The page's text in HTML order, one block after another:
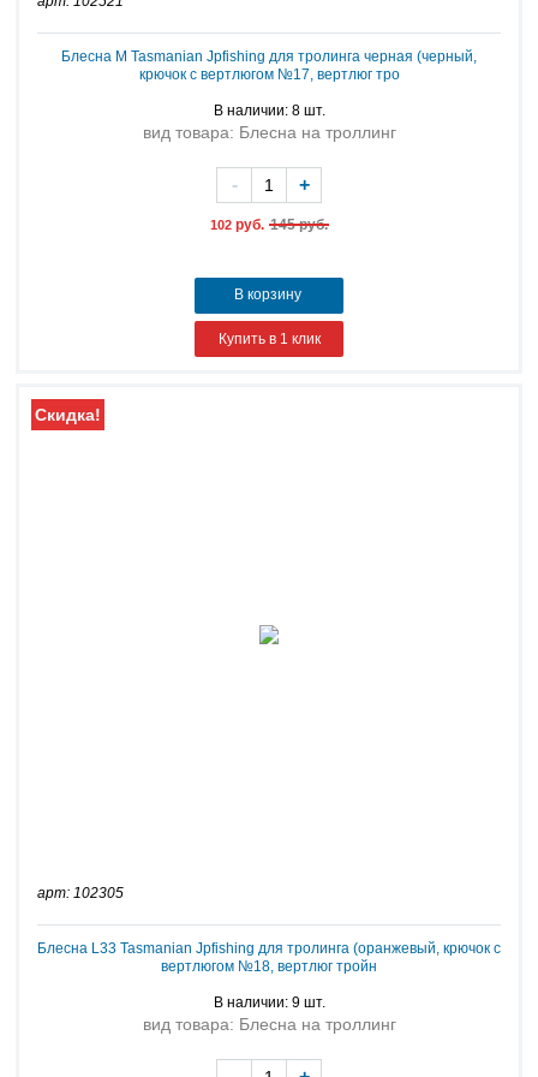
Блесна M Tasmanian Jpfishing для тролинга черная (черный,
крючок с вертлюгом №17, вертлюг тро
В наличии: 8 шт.
вид товара: Блесна на троллинг
102 руб. 145 руб.
- +
В корзину
Купить в 1 клик
Скидка!
арт: 102305
Блесна L33 Tasmanian Jpfishing для тролинга (оранжевый, крючок с
вертлюгом №18, вертлюг тройн
В наличии: 9 шт.
вид товара: Блесна на троллинг